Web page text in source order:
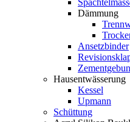
Dämmung
Ansetzbinder
Hausentwässerung
Kessel
Upmann
Schüttung